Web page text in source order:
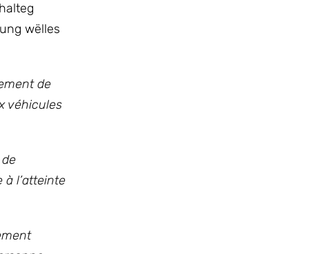
wëlles
de
véhicules
l’atteinte